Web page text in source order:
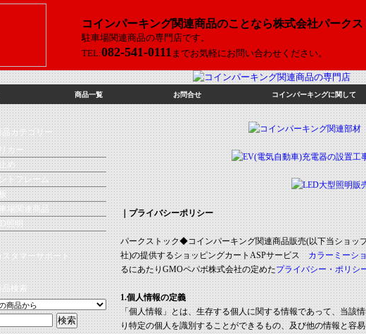
コインパーキング関連商品のことなら株式会社パークス
駐車場関連商品の専門店です。
TEL:082-541-0111 までお気軽にお問い合わせください。
商品一覧 お問合せ コインパーキングに関して
品カテゴリー
カー
め
トフレーム
場関連商品
照明
スタマーサポート
品検索
｜プライバシーポリシー
パークストック◆コインパーキング関連商品販売(以下当ショッ
社)の提供するショッピングカートASPサービス カラーミーシ
るにあたりGMOペパボ株式会社の定めたプライバシー・ポリシ
1.個人情報の定義
「個人情報」とは、生存する個人に関する情報であって、当該
り特定の個人を識別することができるもの、及び他の情報と容